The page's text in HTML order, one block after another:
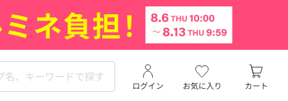
お気に入り
ログイン カート